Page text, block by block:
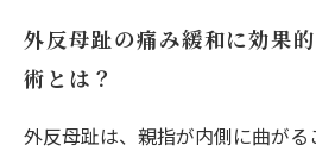
外反母趾の痛み緩和に効果
術とは？
外反母趾は、親指が内側に曲が